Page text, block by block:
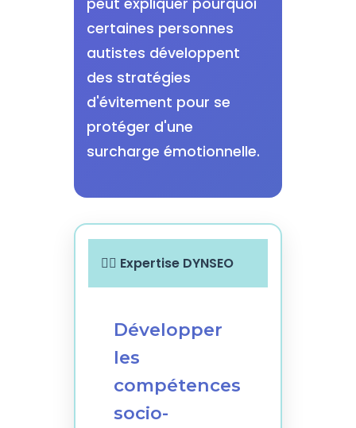
certaines personnes
autistes développent
des stratégies
d'évitement pour se
protéger d'une
surcharge émotionnelle.
👨‍⚕️ Expertise DYNSEO
Développer
les
compétences
socio-